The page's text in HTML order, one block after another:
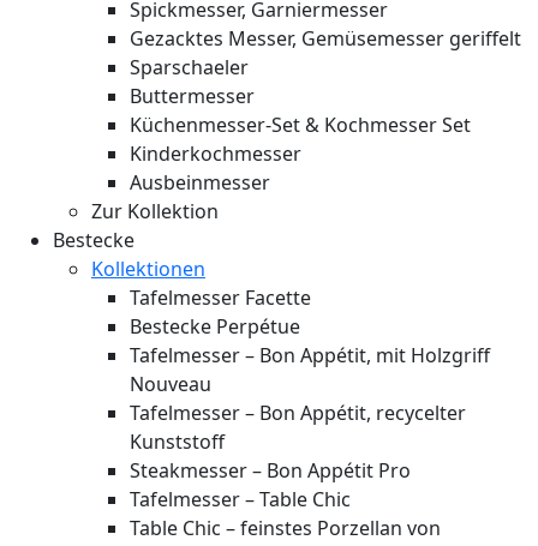
Spickmesser, Garniermesser
Gezacktes Messer, Gemüsemesser geriffelt
Sparschaeler
Buttermesser
Küchenmesser-Set & Kochmesser Set
Kinderkochmesser
Ausbeinmesser
Zur Kollektion
Bestecke
Kollektionen
Tafelmesser Facette
Bestecke Perpétue
Tafelmesser – Bon Appétit, mit Holzgriff
Nouveau
Tafelmesser – Bon Appétit, recycelter
Kunststoff
Steakmesser – Bon Appétit Pro
Tafelmesser – Table Chic
Table Chic – feinstes Porzellan von